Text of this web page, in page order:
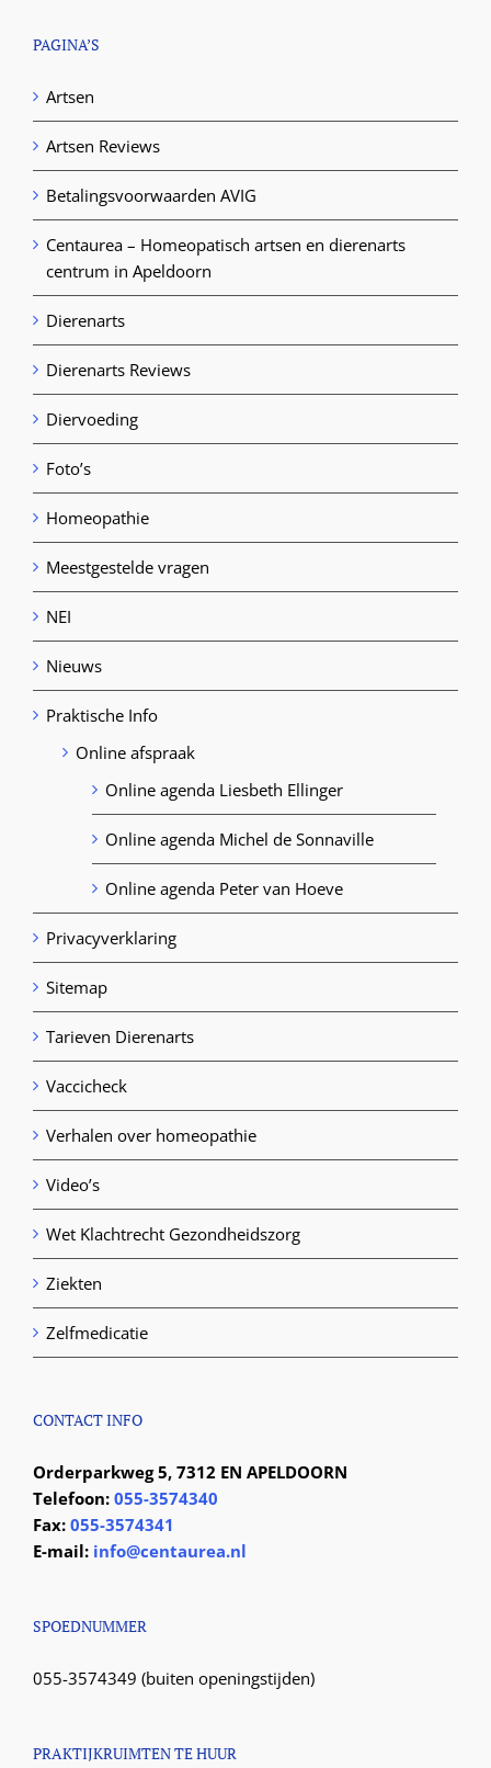
PAGINA’S
Artsen
Artsen Reviews
Betalingsvoorwaarden AVIG
Centaurea – Homeopatisch artsen en dierenarts
centrum in Apeldoorn
Dierenarts
Dierenarts Reviews
Diervoeding
Foto’s
Homeopathie
Meestgestelde vragen
NEI
Nieuws
Praktische Info
Online afspraak
Online agenda Liesbeth Ellinger
Online agenda Michel de Sonnaville
Online agenda Peter van Hoeve
Privacyverklaring
Sitemap
Tarieven Dierenarts
Vaccicheck
Verhalen over homeopathie
Video’s
Wet Klachtrecht Gezondheidszorg
Ziekten
Zelfmedicatie
CONTACT INFO
Orderparkweg 5, 7312 EN APELDOORN
Telefoon: 055-3574340
Fax: 055-3574341
E-mail: info@centaurea.nl
SPOEDNUMMER
055-3574349 (buiten openingstijden)
PRAKTIJKRUIMTEN TE HUUR